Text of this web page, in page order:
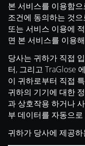
본 서비스를 이용함
조건에 동의하는 것
또는 서비스 이용에
면 본 서비스를 이용
당사는 귀하가 직접
터, 그리고 TraGlose
이 귀하로부터 직접
귀하의 기기에 대한
과 상호작용 하거나
부 데이터를 자동으
귀하가 당사에 제공하